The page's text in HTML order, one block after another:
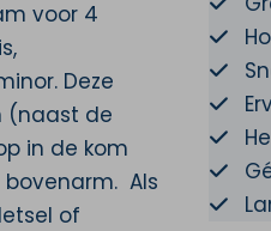
voor 4
Deze
(naast de
in de kom
Als
of